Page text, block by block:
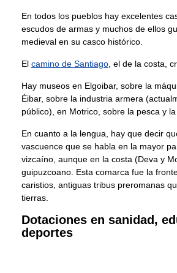
En todos los pueblos hay excelentes
escudos de armas y muchos de ellos
medieval en su casco histórico.
El camino de Santiago, el de la costa,
Hay museos en Elgoibar, sobre la
Éibar, sobre la industria armera
público), en Motrico, sobre la pesca y
En cuanto a la lengua, hay que decir
vascuence que se habla en la mayor
vizcaíno, aunque en la costa (Deva y
guipuzcoano. Esta comarca fue la
caristios, antiguas tribus preromanas
tierras.
Dotaciones en sanidad,
deportes